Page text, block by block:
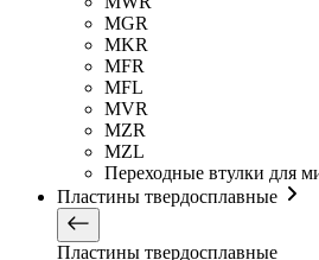
MGR
MKR
MFR
MFL
MVR
MZR
MZL
Переходные втулки для
Пластины твердосплавные
Пластины твердосплавные